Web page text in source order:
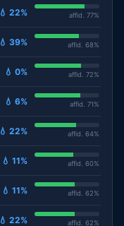
💧 22% affid. 77%
💧 39% affid. 68%
💧 0% affid. 72%
💧 6% affid. 71%
💧 22% affid. 64%
💧 11% affid. 60%
💧 11% affid. 62%
💧 22% affid. 62%